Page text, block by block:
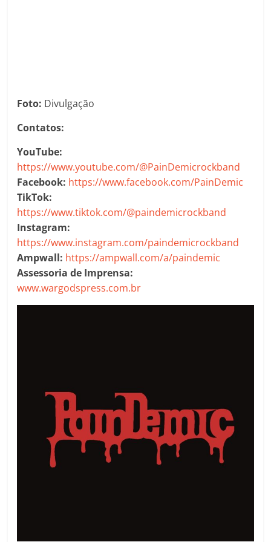
Foto: Divulgação
Contatos:
YouTube:
https://www.youtube.com/@PainDemicrockband
Facebook: https://www.facebook.com/PainDemic
TikTok:
https://www.tiktok.com/@paindemicrockband
Instagram:
https://www.instagram.com/paindemicrockband
Ampwall: https://ampwall.com/a/paindemic
Assessoria de Imprensa:
www.wargodspress.com.br